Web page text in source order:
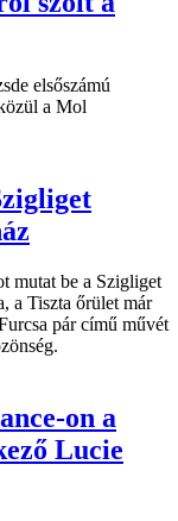
elsőszámú
a Mol
mutat be a Szigliget
a Tiszta őrület már
pár című művét
on a
Lucie